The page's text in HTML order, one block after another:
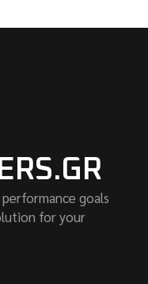
goals
for your